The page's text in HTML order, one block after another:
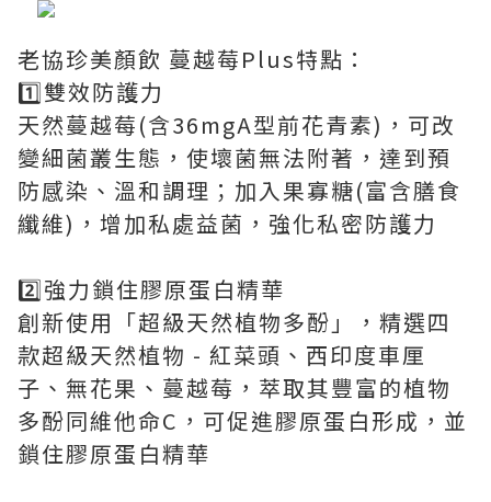
老協珍美顏飲 蔓越莓Plus特點：
1️⃣雙效防護力
天然蔓越莓(含36mgA型前花青素)，可改
變細菌叢生態，使壞菌無法附著，達到預
防感染、溫和調理；加入果寡糖(富含膳食
纖維)，增加私處益菌，強化私密防護力
2️⃣強力鎖住膠原蛋白精華
創新使用「超級天然植物多酚」，精選四
款超級天然植物 - 紅菜頭、西印度車厘
子、無花果、蔓越莓，萃取其豐富的植物
多酚同維他命C，可促進膠原蛋白形成，並
鎖住膠原蛋白精華